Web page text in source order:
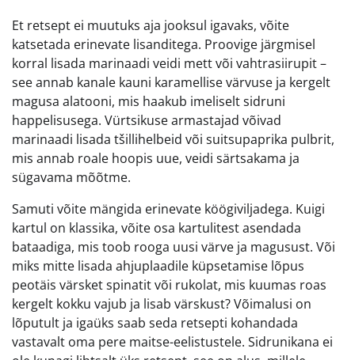
Et retsept ei muutuks aja jooksul igavaks, võite
katsetada erinevate lisanditega. Proovige järgmisel
korral lisada marinaadi veidi mett või vahtrasiirupit –
see annab kanale kauni karamellise värvuse ja kergelt
magusa alatooni, mis haakub imeliselt sidruni
happelisusega. Vürtsikuse armastajad võivad
marinaadi lisada tšillihelbeid või suitsupaprika pulbrit,
mis annab roale hoopis uue, veidi särtsakama ja
sügavama mõõtme.
Samuti võite mängida erinevate köögiviljadega. Kuigi
kartul on klassika, võite osa kartulitest asendada
bataadiga, mis toob rooga uusi värve ja magusust. Või
miks mitte lisada ahjuplaadile küpsetamise lõpus
peotäis värsket spinatit või rukolat, mis kuumas roas
kergelt kokku vajub ja lisab värskust? Võimalusi on
lõputult ja igaüks saab seda retsepti kohandada
vastavalt oma pere maitse-eelistustele. Sidrunikana ei